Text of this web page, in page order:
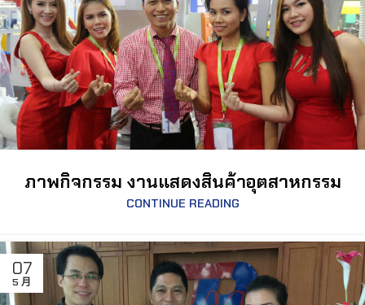
ภาพกิจกรรม งานแสดงสินค้าอุตสาหกรรม
CONTINUE READING
07
5 月